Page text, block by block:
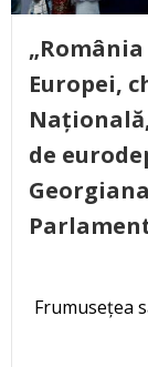
Europei,
de
Frumusețea